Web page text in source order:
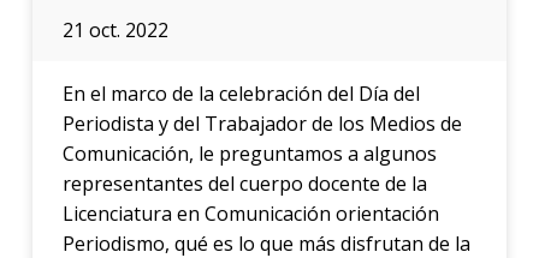
21 oct. 2022
En el marco de la celebración del Día del
Periodista y del Trabajador de los Medios de
Comunicación, le preguntamos a algunos
representantes del cuerpo docente de la
Licenciatura en Comunicación orientación
Periodismo, qué es lo que más disfrutan de la